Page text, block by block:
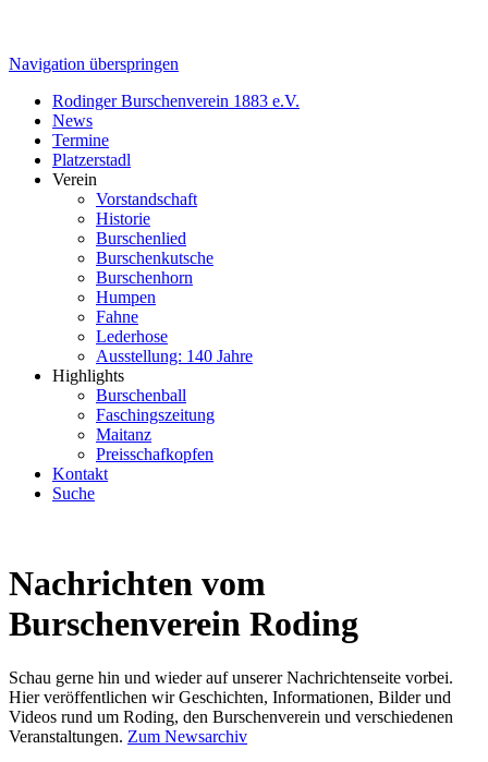
Navigation überspringen
Rodinger Burschenverein 1883 e.V.
News
Termine
Platzerstadl
Verein
Vorstandschaft
Historie
Burschenlied
Burschenkutsche
Burschenhorn
Humpen
Fahne
Lederhose
Ausstellung: 140 Jahre
Highlights
Burschenball
Faschingszeitung
Maitanz
Preisschafkopfen
Kontakt
Suche
Nachrichten vom
Burschenverein Roding
Schau gerne hin und wieder auf unserer Nachrichtenseite vorbei.
Hier veröffentlichen wir Geschichten, Informationen, Bilder und
Videos rund um Roding, den Burschenverein und verschiedenen
Veranstaltungen. Zum Newsarchiv